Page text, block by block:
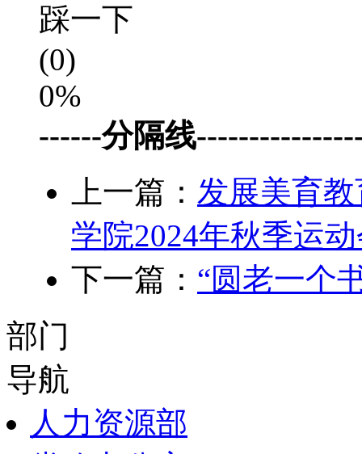
踩一下
(0)
0%
------分隔线
上一篇： 发展美育
学院2024年秋季运
下一篇： “圆老一个
部门
导航
人力资源部